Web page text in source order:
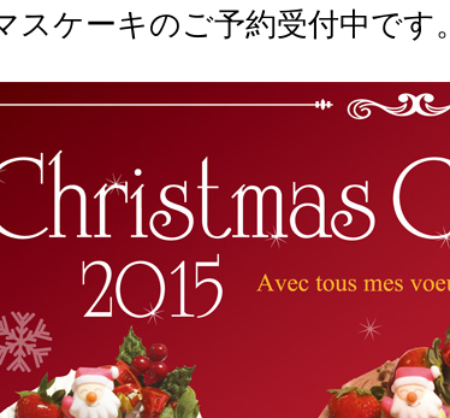
スケーキのご予約受付中です。